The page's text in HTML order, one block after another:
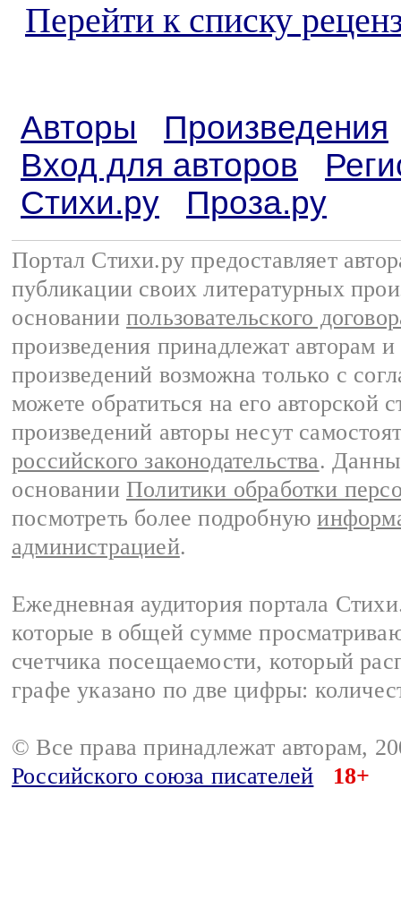
Перейти к списку
Авторы
Произведения
Вход для авторов
Стихи.ру
Проза.ру
Портал Стихи.ру предоставляет
публикации своих литературных
основании пользовательского
произведения принадлежат авторам
произведений возможна только с
можете обратиться на его авторской
произведений авторы несут
российского законодательства.
основании Политики обработки
посмотреть более подробную
администрацией.
Ежедневная аудитория портала
которые в общей сумме
счетчика посещаемости, который
графе указано по две цифры:
© Все права принадлежат авторам,
Российского союза писателей
18+